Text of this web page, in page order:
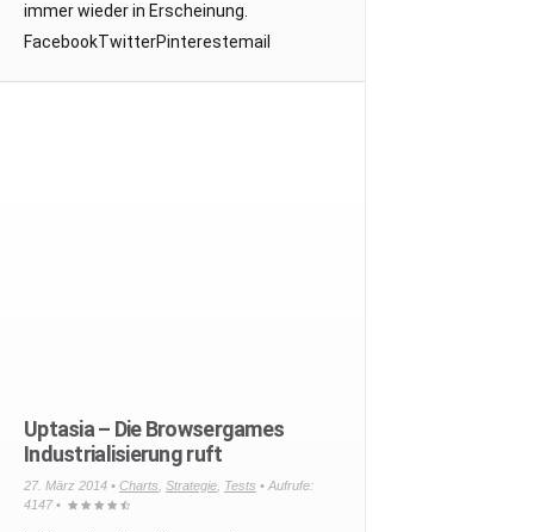
immer wieder in Erscheinung.
FacebookTwitterPinterestemail
Uptasia – Die Browsergames
Industrialisierung ruft
27. März 2014 • Charts Strategie Tests • Aufrufe:
4147 •